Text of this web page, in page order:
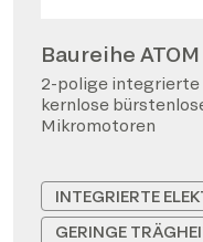
Baureihe ATOM
2-polige integrierte
kernlose
Mikromotoren
INTEGRIERTE
GERINGE